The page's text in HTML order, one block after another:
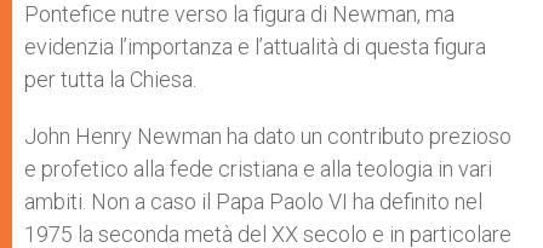
Pontefice nutre verso la figura di Newman, ma
evidenzia l’importanza e l’attualità di questa figura
per tutta la Chiesa.
John Henry Newman ha dato un contributo prezioso
e profetico alla fede cristiana e alla teologia in vari
ambiti. Non a caso il Papa Paolo VI ha definito nel
1975 la seconda metà del XX secolo e in particolare